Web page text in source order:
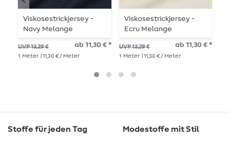
Viskosestrickjersey -
Navy Melange
UVP 13,29 € ab 11,30 € *
1 Meter | 11,30 € / Meter
Viskosestrickjersey -
Ecru Melange
UVP 13,29 € ab 11,30 € *
1 Meter | 11,30 € / Meter
Stoffe für jeden Tag Modestoffe mit Stil